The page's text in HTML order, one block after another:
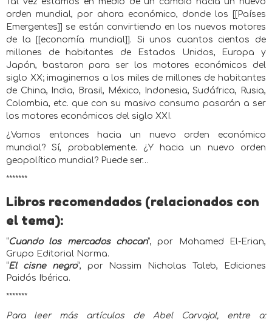
orden mundial, por ahora económico, donde los [[Países
Emergentes]] se están convirtiendo en los nuevos motores
de la [[economía mundial]]. Si unos cuantos cientos de
millones de habitantes de Estados Unidos, Europa y
Japón, bastaron para ser los motores económicos del
siglo XX; imaginemos a los miles de millones de habitantes
de China, India, Brasil, México, Indonesia, Sudáfrica, Rusia,
Colombia, etc. que con su masivo consumo pasarán a ser
los motores económicos del siglo XXI.
¿Vamos entonces hacia un nuevo orden económico
mundial? Sí, probablemente. ¿Y hacia un nuevo orden
geopolítico mundial? Puede ser…
*******
Libros recomendados (relacionados con
el tema):
“Cuando los mercados chocan”, por Mohamed El-Erian,
Grupo Editorial Norma.
“El cisne negro”, por Nassim Nicholas Taleb, Ediciones
Paidós Ibérica.
*******
Para leer más artículos de Abel Carvajal, entre a: